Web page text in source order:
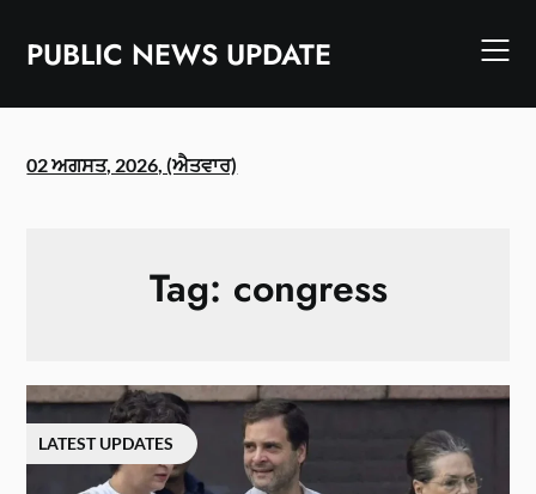
contentPUBLIC NEWS UPDATE
02 ਅਗਸਤ, 2026, (ਐਤਵਾਰ)
Tag: congress
LATEST UPDATES